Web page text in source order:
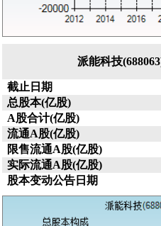
派能科技
截止日期
总股本(亿股)
A股合计(亿股)
流通A股(亿股)
限售流通A股(亿股)
实际流通A股(亿股)
股本变动公告日期